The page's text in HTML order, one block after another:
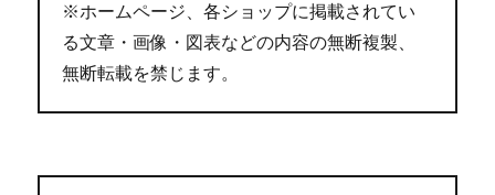
※ホームページ、各ショップに掲載されてい
る文章・画像・図表などの内容の無断複製、
無断転載を禁じます。